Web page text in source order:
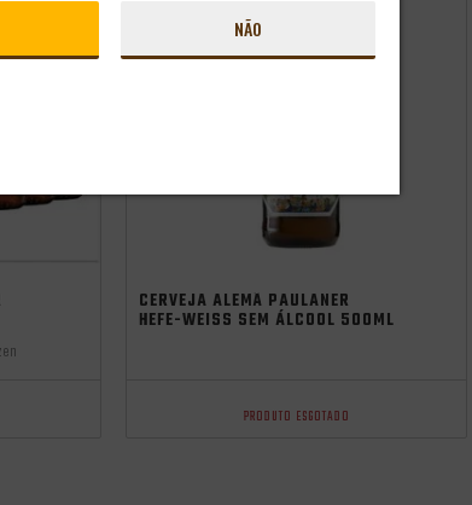
CERVEJA ALEMÃ PAULANER
HEFE-WEISS SEM ÁLCOOL 500ML
PRODUTO ESGOTADO
NÃO